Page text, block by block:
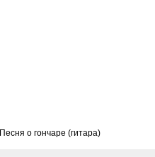
Песня о гончаре (гитара)